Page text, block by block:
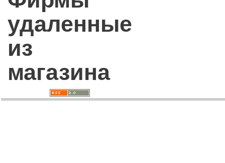
удаленные
из
магазина